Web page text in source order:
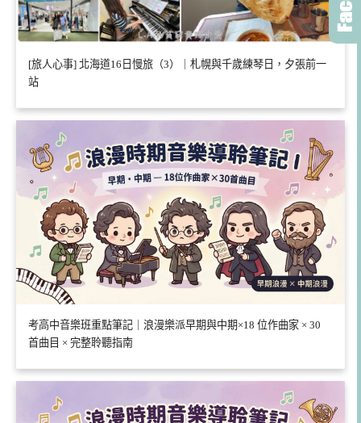
[旅人心事] 北海道16日慢旅（3）｜札幌與千歲練琴日，夕張前一
站
考高中音樂班重點筆記｜浪漫樂派早期與中期×18 位作曲家 × 30
首曲目 × 完整聆聽指南